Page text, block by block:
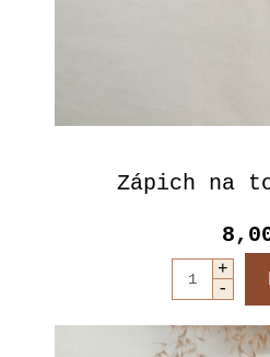
Zápich na